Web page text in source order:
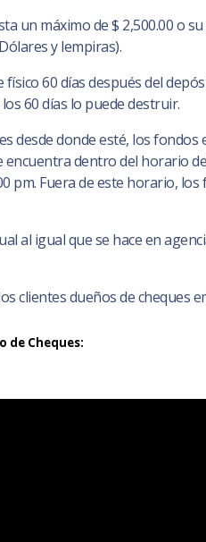
un máximo de $ 2,500.00 o
y lempiras).
físico 60 días después del
60 días lo puede destruir.
desde donde esté, los
encuentra dentro del horario
pm. Fuera de este horario,
al igual que se hace en
clientes dueños de cheques
de Cheques: